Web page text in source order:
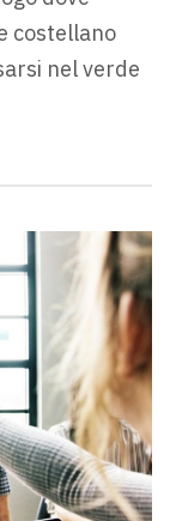
costellano
nel verde